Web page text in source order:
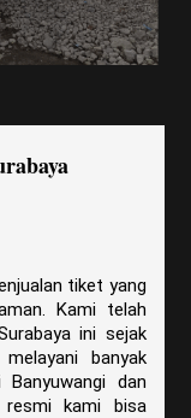
tiket yang
Kami telah
ini sejak
banyak
dan
resmi kami bisa